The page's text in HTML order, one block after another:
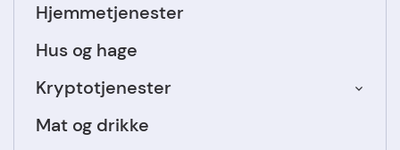
Hjemmetjenester
Hus og hage
Kryptotjenester
Mat og drikke